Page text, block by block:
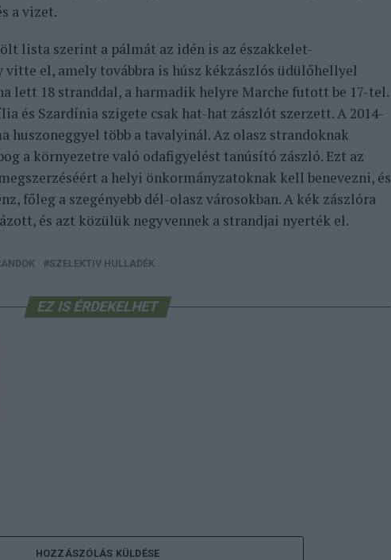
a vizet.
lista szerint a pálmát az idén is az északkelet-
el, amely továbbra is húsz kékzászlós üdülőhellyel
lett 18 stranddal, a harmadik helyre Marche futott be 17-tel.
és Szardínia szigete csak hat-hat zászlót szerzett. A 2014-
huszoneggyel több a tavalyinál. Az olasz strandoknak
a környezetre való odafigyelést tanúsító zászló. Ezt az
a helyi önkormányzatoknak kell benevezni, és
főleg a szegényebb dél-olasz városokban. A kék zászlóra
és azt közülük negyvennek a strandjai nyerték el.
SZELEKTIV HULLADÉK
EZ IS ÉRDEKELHET
HOZZÁSZÓLÁS KÜLDÉSE